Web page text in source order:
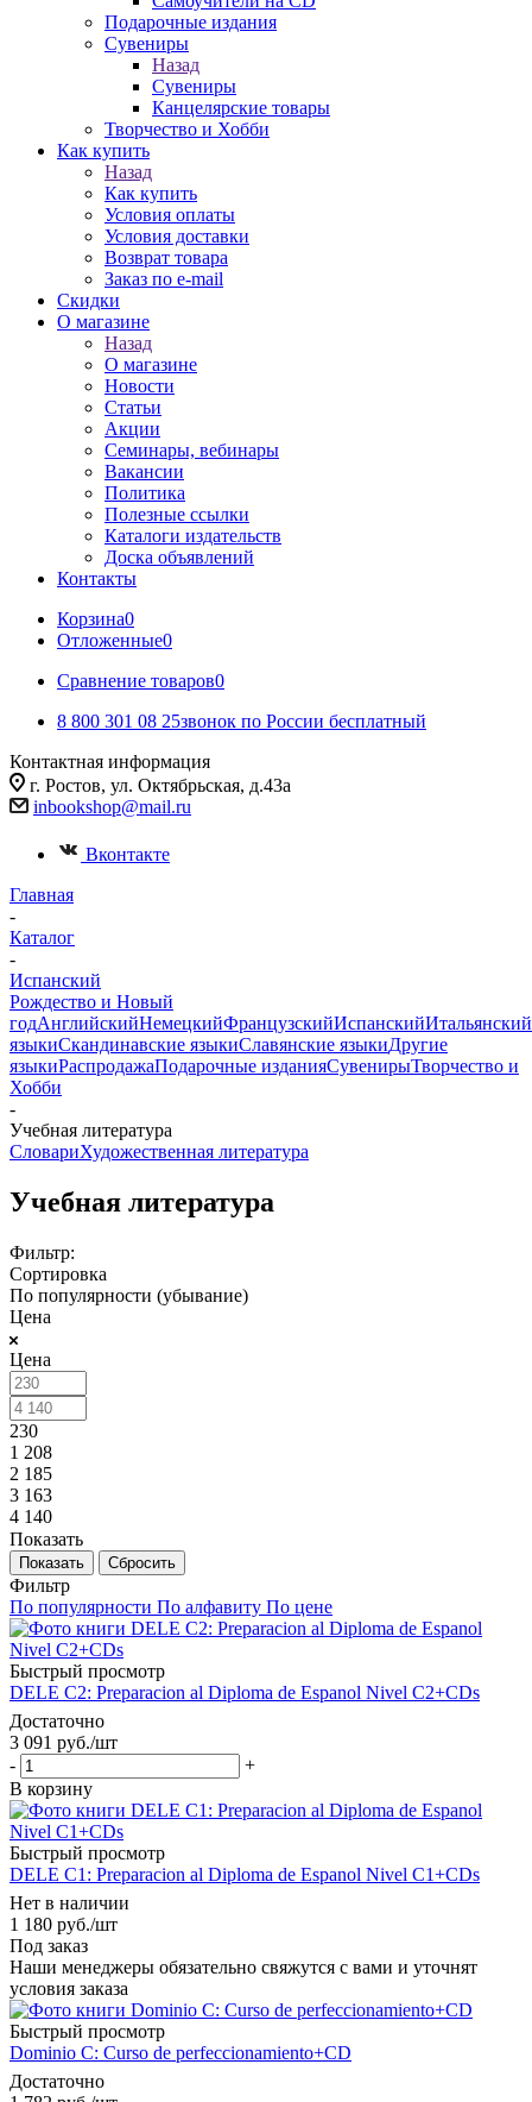
Подарочные издания
Сувениры
Назад
Сувениры
Канцелярские товары
Творчество и Хобби
Как купить
Назад
Как купить
Условия оплаты
Условия доставки
Возврат товара
Заказ по e-mail
Скидки
О магазине
Назад
О магазине
Новости
Статьи
Акции
Семинары, вебинары
Вакансии
Политика
Полезные ссылки
Каталоги издательств
Доска объявлений
Контакты
Корзина0
Отложенные0
Сравнение товаров0
8 800 301 08 25звонок по России бесплатный
Контактная информация
г. Ростов, ул. Октябрьская, д.43а
inbookshop@mail.ru
Вконтакте
Главная
-
Каталог
-
Испанский
Рождество и Новый
годАнглийскийНемецкийФранцузскийИспанскийИтальянский
языкиСкандинавские языкиСлавянские языкиДругие
языкиРаспродажаПодарочные изданияСувенирыТворчество и
Хобби
-
Учебная литература
СловариХудожественная литература
Учебная литература
Фильтр:
Сортировка
По популярности (убывание)
Цена
Цена
230
1 208
2 185
3 163
4 140
Показать
Сбросить
Фильтр
По популярности По алфавиту По цене
Быстрый просмотр
DELE C2: Preparacion al Diploma de Espanol Nivel C2+CDs
Достаточно
3 091 руб./шт
-
+
В корзину
Быстрый просмотр
DELE C1: Preparacion al Diploma de Espanol Nivel C1+CDs
Нет в наличии
1 180 руб./шт
Под заказ
Наши менеджеры обязательно свяжутся с вами и уточнят
условия заказа
Быстрый просмотр
Dominio C: Curso de perfeccionamiento+CD
Достаточно